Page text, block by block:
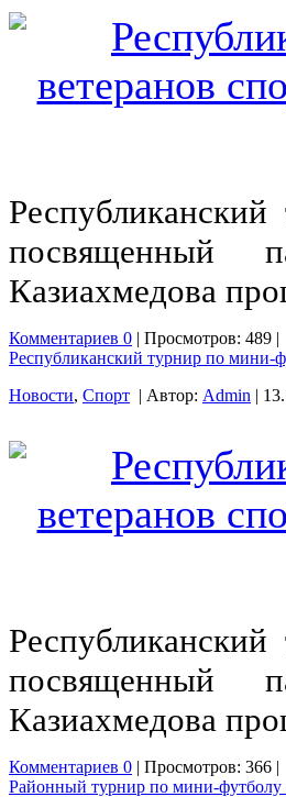
посвященный
Казиахмедова
Комментариев 0 | Просмотров: 489 |
Республиканский турнир по мини-
Новости, Спорт | Автор: Admin |
посвященный
Казиахмедова
Комментариев 0 | Просмотров: 366 |
Районный турнир по мини-футболу